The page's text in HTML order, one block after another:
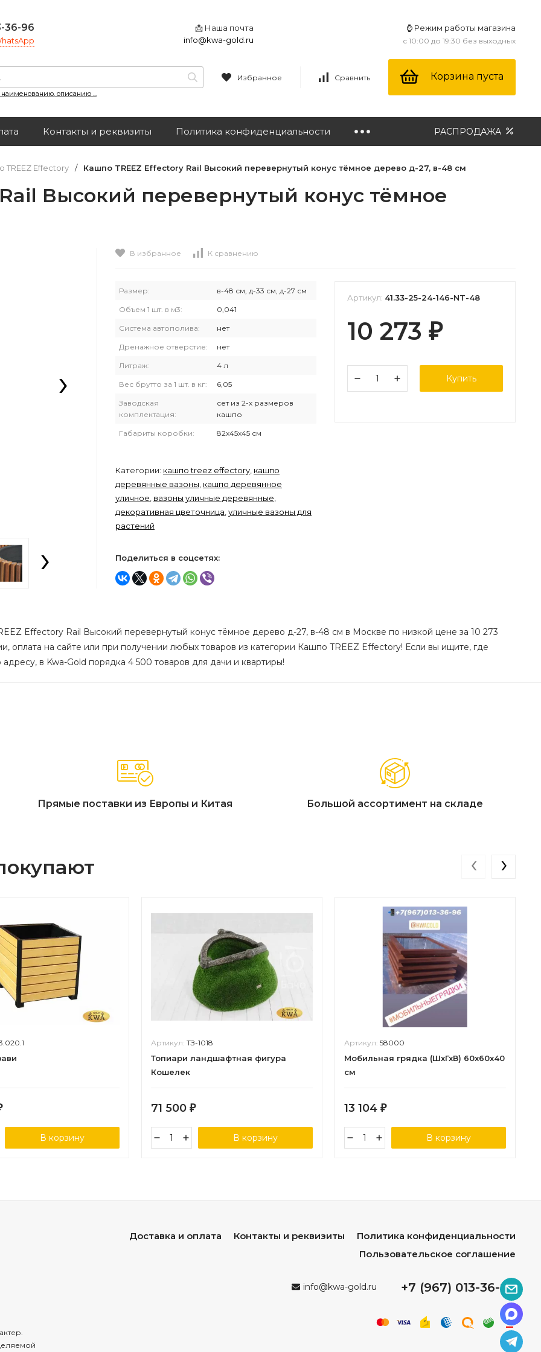
36-96
📩 Наша почта
info@kwa-gold.ru
⌚ Режим работы магазина
с 10:00 до 19:30 без выходных
наименованию, описанию ...
Избранное Сравнить Корзина пуста
Контакты и реквизиты Политика конфиденциальности РАСПРОДАЖА
TREEZ Effectory / Кашпо TREEZ Effectory Rail Высокий перевернутый конус тёмное дерево д-27, в-48 см
Высокий перевернутый конус тёмное
›
›
В избранное К сравнению
Размер: в-48 см, д-33 см, д-27 см
Объем 1 шт. в м3: 0,041
Система автополива: нет
Дренажное отверстие: нет
Литраж: 4 л
Вес брутто за 1 шт. в кг: 6,05
Заводская
комплектация:
сет из 2-х размеров
кашпо
Габариты коробки: 82х45х45 см
Категории: кашпо treez effectory кашпо
деревянные вазоны кашпо деревянное
уличное вазоны уличные деревянные
декоративная цветочница уличные вазоны для
растений
Поделиться в соцсетях:
Артикул: 41.33-25-24-146-NT-48
10 273 ₽
Купить
Effectory Rail Высокий перевернутый конус тёмное дерево д-27, в-48 см в Москве по низкой цене за 10 273
оплата на сайте или при получении любых товаров из категории Кашпо TREEZ Effectory! Если вы ищите, где
в Kwa-Gold порядка 4 500 товаров для дачи и квартиры!
Прямые поставки из Европы и Китая Большой ассортимент на складе
В корзину
Артикул: ТЗ-1018
Топиари ландшафтная фигура
Кошелек
71 500 ₽
В корзину
Артикул: 58000
Мобильная грядка (ШхГхВ) 60x60х40
см
13 104 ₽
В корзину
‹ ›
Доставка и оплата Контакты и реквизиты
Политика конфиденциальности
Пользовательское соглашение
info@kwa-gold.ru +7 (967) 013-36-96